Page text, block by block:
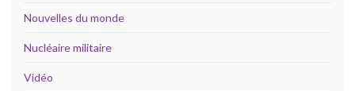
Nouvelles du monde
Nucléaire militaire
Vidéo